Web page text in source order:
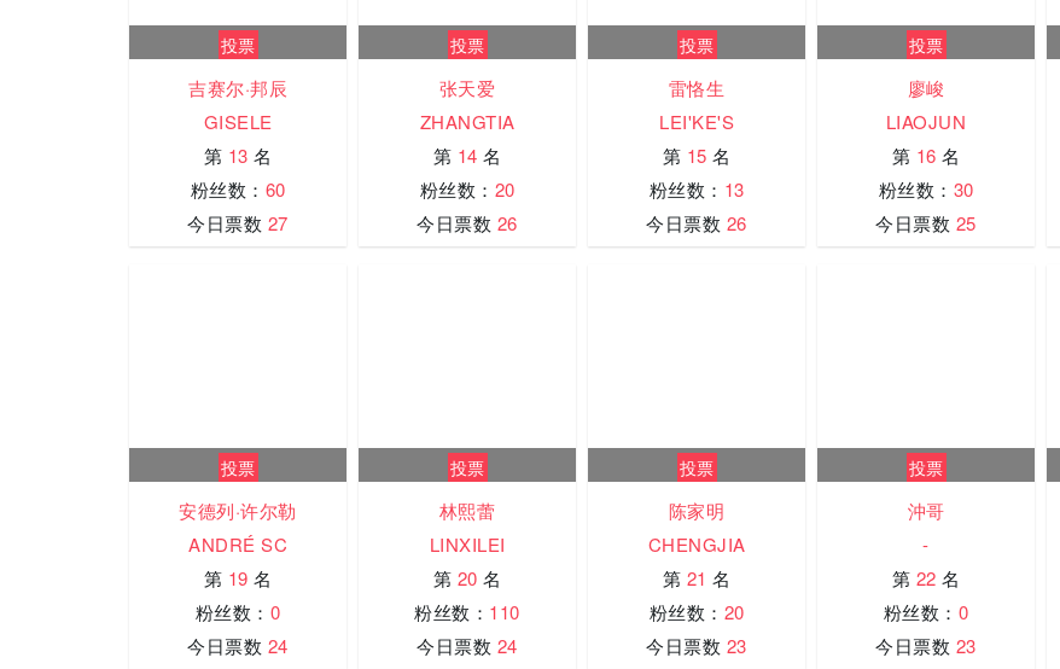
投票
吉赛尔·邦辰
GISELE
第 13 名
粉丝数： 60
今日票数 27
投票
张天爱
ZHANGTIA
第 14 名
粉丝数： 20
今日票数 26
投票
雷恪生
LEI'KE'S
第 15 名
粉丝数： 13
今日票数 26
投票
廖峻
LIAOJUN
第 16 名
粉丝数： 30
今日票数 25
投票
安德列·许尔勒
ANDRÉ SC
第 19 名
粉丝数： 0
今日票数 24
投票
林熙蕾
LINXILEI
第 20 名
粉丝数： 110
今日票数 24
投票
陈家明
CHENGJIA
第 21 名
粉丝数： 20
今日票数 23
投票
沖哥
-
第 22 名
粉丝数： 0
今日票数 23